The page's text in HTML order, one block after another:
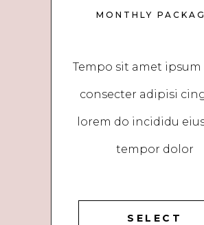
MONTHLY
Tempo sit amet ipsum
consecter adipisi
lorem do incididu
tempor dolor
SELECT